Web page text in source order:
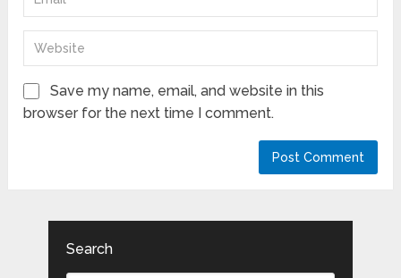
Save my name, email, and website in this
browser for the next time I comment.
Search